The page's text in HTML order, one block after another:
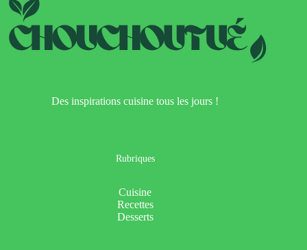
Des inspirations cuisine tous les jours !
Rubriques
Cuisine
Recettes
Desserts